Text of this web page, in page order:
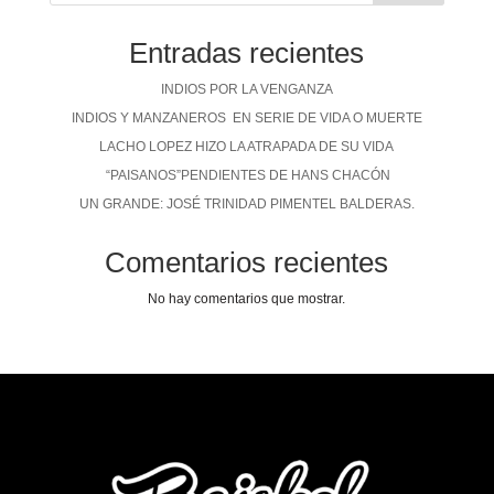
Entradas recientes
INDIOS POR LA VENGANZA
INDIOS Y MANZANEROS EN SERIE DE VIDA O MUERTE
LACHO LOPEZ HIZO LA ATRAPADA DE SU VIDA
“PAISANOS”PENDIENTES DE HANS CHACÓN
UN GRANDE: JOSÉ TRINIDAD PIMENTEL BALDERAS.
Comentarios recientes
No hay comentarios que mostrar.